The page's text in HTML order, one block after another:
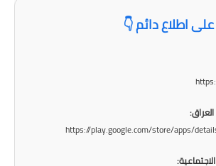
المرحلة الابتدائية
مرشحات
اطلاع دائم 👇
https://play.google.com/store/apps/